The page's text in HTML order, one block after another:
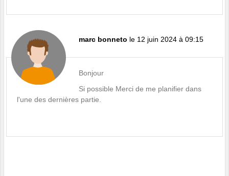
marc bonneto le 12 juin 2024 à 09:15
Bonjour
Si possible Merci de me planifier dans
l'une des dernières partie.